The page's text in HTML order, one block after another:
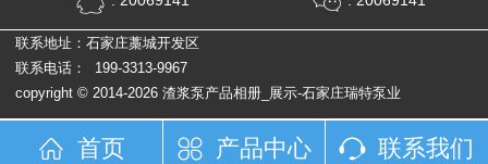
联系地址：石家庄藁城开发区
联系电话： 199-3313-9967
copyright © 2014-2026 渣浆泵产品相册_展示-石家庄瑞特泵业
首页 产品中心 联系我们